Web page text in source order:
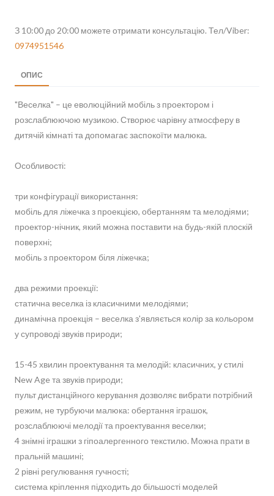
З 10:00 до 20:00 можете отримати консультацію. Тел/Viber:
0974951546
ОПИС
"Веселка" – це еволюційний мобіль з проектором і
розслаблюючою музикою. Створює чарівну атмосферу в
дитячій кімнаті та допомагає заспокоїти малюка.
Особливості:
три конфігурації використання:
мобіль для ліжечка з проекцією, обертанням та мелодіями;
проектор-нічник, який можна поставити на будь-якій плоскій
поверхні;
мобіль з проектором біля ліжечка;
два режими проекції:
статична веселка із класичними мелодіями;
динамічна проекція – веселка з'являється колір за кольором
у супроводі звуків природи;
15-45 хвилин проектування та мелодій: класичних, у стилі
New Age та звуків природи;
пульт дистанційного керування дозволяє вибрати потрібний
режим, не турбуючи малюка: обертання іграшок,
розслаблюючі мелодії та проектування веселки;
4 знімні іграшки з гіпоалергенного текстилю. Можна прати в
пральній машині;
2 рівні регулювання гучності;
система кріплення підходить до більшості моделей